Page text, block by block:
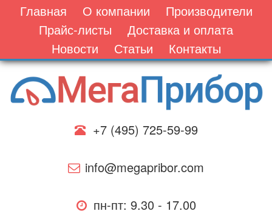
Главная О компании
Производители
Прайс-листы
Доставка и оплата
Новости
Статьи Контакты
+7 (495) 725-59-99
info@megapribor.com
пн-пт: 9.30 - 17.00